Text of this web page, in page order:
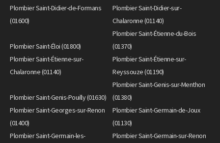
Plombier Saint-Didier-de-Formans
(01600)
Plombier Saint-Didier-sur-
Chalaronne (01140)
Plombier Saint-Éloi (01800)
Plombier Saint-Étienne-du-Bois
(01370)
Plombier Saint-Étienne-sur-
Chalaronne (01140)
Plombier Saint-Étienne-sur-
Reyssouze (01190)
Plombier Saint-Genis-Pouilly (01630)
Plombier Saint-Genis-sur-Menthon
(01380)
Plombier Saint-Georges-sur-Renon
(01400)
Plombier Saint-Germain-de-Joux
(01130)
Plombier Saint-Germain-les-
Plombier Saint-Germain-sur-Renon